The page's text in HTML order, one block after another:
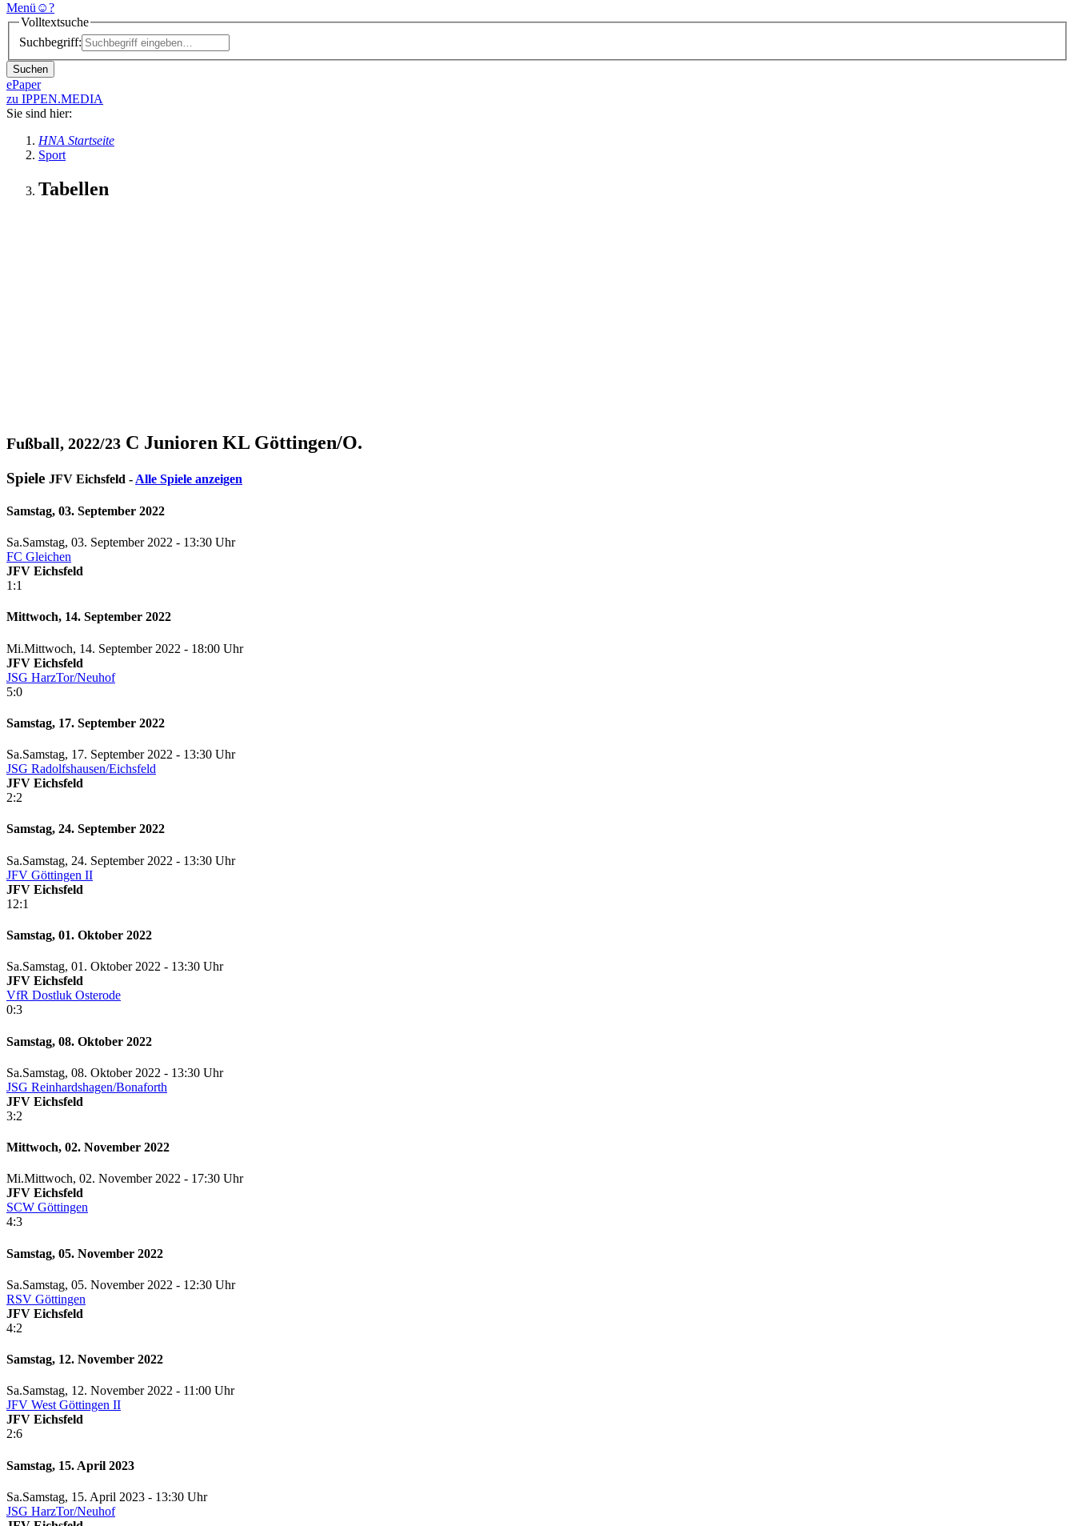
Menü ☺?
Volltextsuche
Suchbegriff:
Suchen
ePaper
zu IPPEN.MEDIA
Sie sind hier:
HNA Startseite
Sport
Tabellen
Fußball, 2022/23 C Junioren KL Göttingen/O.
Spiele JFV Eichsfeld - Alle Spiele anzeigen
Samstag, 03. September 2022
Sa.Samstag, 03. September 2022 - 13:30 Uhr
FC Gleichen
JFV Eichsfeld
1:1
Mittwoch, 14. September 2022
Mi.Mittwoch, 14. September 2022 - 18:00 Uhr
JFV Eichsfeld
JSG HarzTor/Neuhof
5:0
Samstag, 17. September 2022
Sa.Samstag, 17. September 2022 - 13:30 Uhr
JSG Radolfshausen/Eichsfeld
JFV Eichsfeld
2:2
Samstag, 24. September 2022
Sa.Samstag, 24. September 2022 - 13:30 Uhr
JFV Göttingen II
JFV Eichsfeld
12:1
Samstag, 01. Oktober 2022
Sa.Samstag, 01. Oktober 2022 - 13:30 Uhr
JFV Eichsfeld
VfR Dostluk Osterode
0:3
Samstag, 08. Oktober 2022
Sa.Samstag, 08. Oktober 2022 - 13:30 Uhr
JSG Reinhardshagen/Bonaforth
JFV Eichsfeld
3:2
Mittwoch, 02. November 2022
Mi.Mittwoch, 02. November 2022 - 17:30 Uhr
JFV Eichsfeld
SCW Göttingen
4:3
Samstag, 05. November 2022
Sa.Samstag, 05. November 2022 - 12:30 Uhr
RSV Göttingen
JFV Eichsfeld
4:2
Samstag, 12. November 2022
Sa.Samstag, 12. November 2022 - 11:00 Uhr
JFV West Göttingen II
JFV Eichsfeld
2:6
Samstag, 15. April 2023
Sa.Samstag, 15. April 2023 - 13:30 Uhr
JSG HarzTor/Neuhof